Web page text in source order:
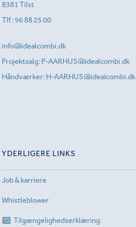
8381 Tilst
Tlf.:96 88 25 00
info@idealcombi.dk
Projektsalg: P-AARHUS@idealcombi.dk
Håndværker: H-AARHUS@idealcombi.dk
YDERLIGERE LINKS
Job & karriere
Whistleblower
Tilgængelighedserklæring